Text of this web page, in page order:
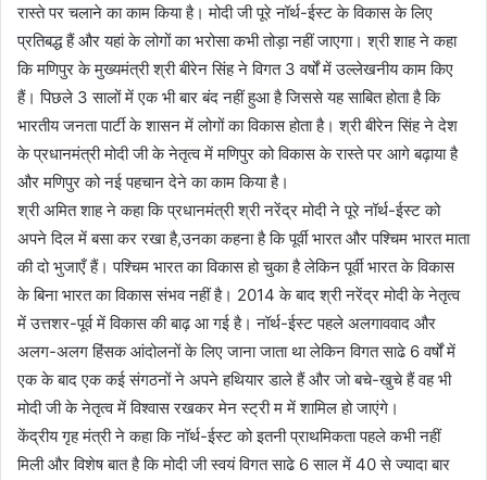
रास्ते पर चलाने का काम किया है। मोदी जी पूरे नॉर्थ-ईस्ट के विकास के लिए
प्रतिबद्ध हैं और यहां के लोगों का भरोसा कभी तोड़ा नहीं जाएगा। श्री शाह ने कहा
कि मणिपुर के मुख्यमंत्री श्री बीरेन सिंह ने विगत 3 वर्षों में उल्लेखनीय काम किए
हैं। पिछले 3 सालों में एक भी बार बंद नहीं हुआ है जिससे यह साबित होता है कि
भारतीय जनता पार्टी के शासन में लोगों का विकास होता है। श्री बीरेन सिंह ने देश
के प्रधानमंत्री मोदी जी के नेतृत्व में मणिपुर को विकास के रास्ते पर आगे बढ़ाया है
और मणिपुर को नई पहचान देने का काम किया है।
श्री अमित शाह ने कहा कि प्रधानमंत्री श्री नरेंद्र मोदी ने पूरे नॉर्थ-ईस्ट को
अपने दिल में बसा कर रखा है,उनका कहना है कि पूर्वी भारत और पश्चिम भारत माता
की दो भुजाएँ हैं। पश्चिम भारत का विकास हो चुका है लेकिन पूर्वी भारत के विकास
के बिना भारत का विकास संभव नहीं है। 2014 के बाद श्री नरेंद्र मोदी के नेतृत्व
में उत्तशर-पूर्व में विकास की बाढ़ आ गई है। नॉर्थ-ईस्ट पहले अलगाववाद और
अलग-अलग हिंसक आंदोलनों के लिए जाना जाता था लेकिन विगत साढे 6 वर्षों में
एक के बाद एक कई संगठनों ने अपने हथियार डाले हैं और जो बचे-खुचे हैं वह भी
मोदी जी के नेतृत्व में विश्वास रखकर मेन स्ट्री म में शामिल हो जाएंगे।
केंद्रीय गृह मंत्री ने कहा कि नॉर्थ-ईस्ट को इतनी प्राथमिकता पहले कभी नहीं
मिली और विशेष बात है कि मोदी जी स्वयं विगत साढे 6 साल में 40 से ज्यादा बार